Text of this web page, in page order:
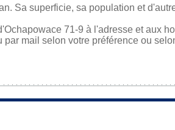
Sa superficie, sa population et
71-9 à l'adresse et aux
mail selon votre préférence ou